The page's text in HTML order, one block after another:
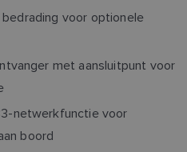
voor optionele
met aansluitpunt voor
netwerkfunctie voor
boord